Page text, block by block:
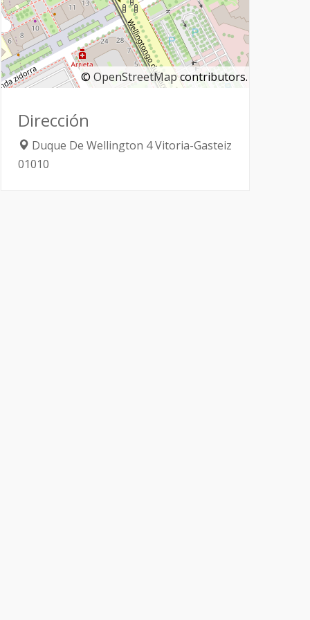
© OpenStreetMapcontributors.
Dirección
Duque De Wellington 4Vitoria-Gasteiz
01010